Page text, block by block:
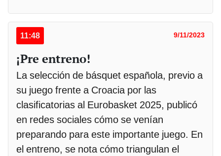
11:48 9/11/2023
¡Pre entreno!
La selección de básquet española, previo a
su juego frente a Croacia por las
clasificatorias al Eurobasket 2025, publicó
en redes sociales cómo se venían
preparando para este importante juego. En
el entreno, se nota cómo triangulan el